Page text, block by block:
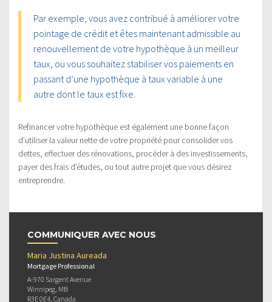
Par exemple, vous avez contribué à améliorer votre
pointage de crédit et êtes maintenant admissible au
renouvellement de votre hypothèque à un meilleur
taux, ou vous souhaitez stabiliser vos paiements en
passant d’une hypothèque à taux variable à une
autre dont le taux est fixe.
Refinancer votre hypothèque est également une bonne façon
d’utiliser la valeur nette de votre propriété pour consolider vos
dettes, effectuer des rénovations, procéder à des investissements,
payer des frais d’études, ou tout autre projet que vous désirez
entreprendre.
COMMUNIQUER AVEC NOUS
Maria Justina Aureada
Mortgage Professional
A-970 Sargent Avenue
Winnipeg, MB
R3E 0E4, Canada